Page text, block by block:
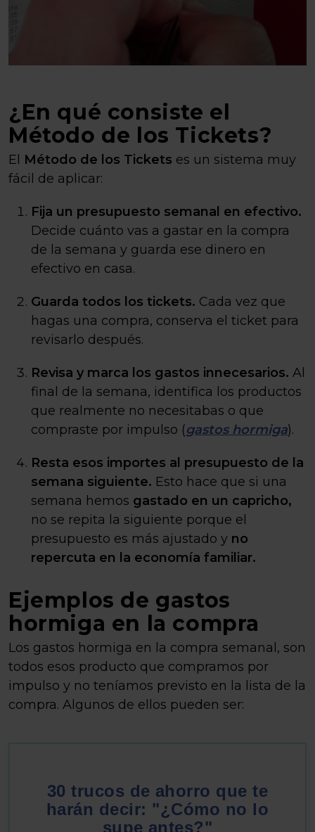
¿En qué consiste el
Método de los Tickets?
El Método de los Tickets es un sistema muy
fácil de aplicar:
Fija un presupuesto semanal en efectivo.
Decide cuánto vas a gastar en la compra
de la semana y guarda ese dinero en
efectivo en casa.
Guarda todos los tickets. Cada vez que
hagas una compra, conserva el ticket para
revisarlo después.
Revisa y marca los gastos innecesarios. Al
final de la semana, identifica los productos
que realmente no necesitabas o que
compraste por impulso (gastos hormiga).
Resta esos importes al presupuesto de la
semana siguiente. Esto hace que si una
semana hemos gastado en un capricho,
no se repita la siguiente porque el
presupuesto es más ajustado y no
repercuta en la economía familiar.
Ejemplos de gastos
hormiga en la compra
Los gastos hormiga en la compra semanal, son
todos esos producto que compramos por
impulso y no teníamos previsto en la lista de la
compra. Algunos de ellos pueden ser:
30 trucos de ahorro que te
harán decir: "¿Cómo no lo
supe antes?"